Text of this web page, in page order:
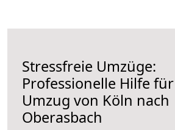
Stressfreie Umzüge:
Professionelle Hilfe
Umzug von Köln nach
Oberasbach